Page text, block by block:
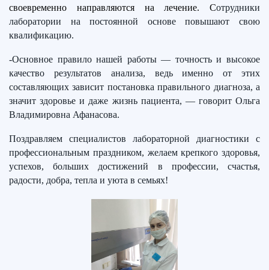
своевременно направляются на лечение. Сотрудники
лаборатории на постоянной основе повышают свою
квалификацию.
-Основное правило нашей работы — точность и высокое
качество результатов анализа, ведь именно от этих
составляющих зависит постановка правильного диагноза, а
значит здоровье и даже жизнь пациента, — говорит Ольга
Владимировна Афанасова.
Поздравляем специалистов лабораторной диагностики с
профессиональным праздником, желаем крепкого здоровья,
успехов, больших достижений в профессии, счастья,
радости, добра, тепла и уюта в семьях!